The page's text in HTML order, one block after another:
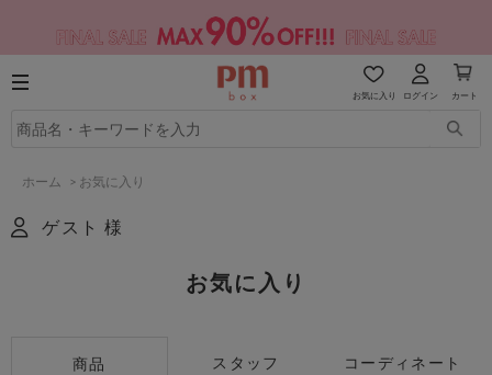
お気に入り ログイン カート
ホーム > お気に入り
ゲスト 様
お気に入り
商品 スタッフ コーディネート